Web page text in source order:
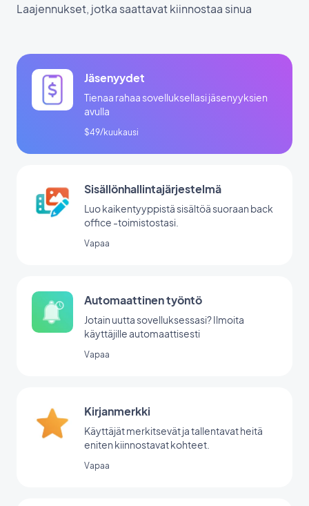
Laajennukset, jotka saattavat kiinnostaa sinua
Jäsenyydet
Tienaa rahaa sovelluksellasi jäsenyyksien
avulla
$49/kuukausi
Sisällönhallintajärjestelmä
Luo kaikentyyppistä sisältöä suoraan back
office -toimistostasi.
Vapaa
Automaattinen työntö
Jotain uutta sovelluksessasi? Ilmoita
käyttäjille automaattisesti
Vapaa
Kirjanmerkki
Käyttäjät merkitsevät ja tallentavat heitä
eniten kiinnostavat kohteet.
Vapaa